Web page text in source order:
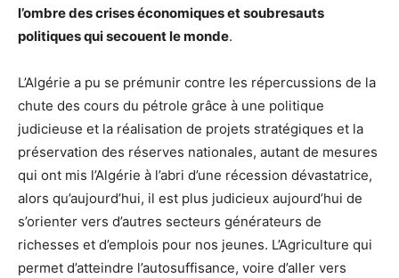
l’ombre des crises économiques et soubresauts
politiques qui secouent le monde.
L’Algérie a pu se prémunir contre les répercussions de la
chute des cours du pétrole grâce à une politique
judicieuse et la réalisation de projets stratégiques et la
préservation des réserves nationales, autant de mesures
qui ont mis l’Algérie à l’abri d’une récession dévastatrice,
alors qu’aujourd’hui, il est plus judicieux aujourd’hui de
s’orienter vers d’autres secteurs générateurs de
richesses et d’emplois pour nos jeunes. L’Agriculture qui
permet d’atteindre l’autosuffisance, voire d’aller vers